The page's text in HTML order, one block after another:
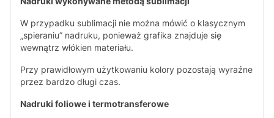
W przypadku sublimacji nie można mówić o klasycznym
„spieraniu” nadruku, ponieważ grafika znajduje się
wewnątrz włókien materiału.
Przy prawidłowym użytkowaniu kolory pozostają wyraźne
przez bardzo długi czas.
Nadruki foliowe i termotransferowe